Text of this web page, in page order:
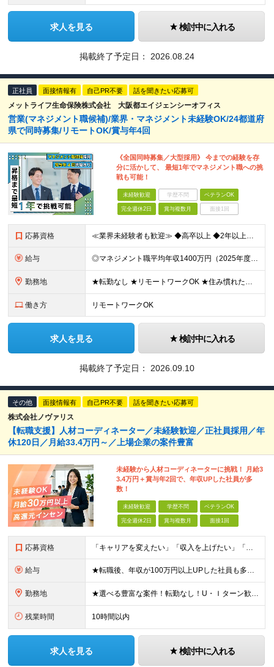
求人を見る 検討中に入れる
掲載終了予定日： 2026.08.24
正社員 面接情報有 自己PR不要 話を聞きたい応募可
メットライフ生命保険株式会社 大阪都エイジェンシーオフィス
営業(マネジメント職候補)/業界・マネジメント未経験OK/24都道府
県で同時募集/リモートOK/賞与年4回
《全国同時募集／大型採用》 今までの経験を存
分に活かして、 最短1年でマネジメント職への挑
戦も可能！
未経験歓迎 学歴不問 ベテランOK
完全週休2日 賞与複数月 面接1回
応募資格 ≪業界未経験者も歓迎≫ ◆高卒以上 ◆2年以上社会人経験がある方 ★業界経験や知識の有無ではなく、 「そのお客さまにとっての最善策を真剣に考える姿勢」や 「お客さまにベストまたはセカンドベストの施
給与 ◎マネジメント職平均年収1400万円（2025年度の税込定例給与実績。） 【STEP1】まずはコンサルタントからスタート ◆初任給月給：20万円から35万円＋業績給＋賞与年4回（※個人業績による）
勤務地 ★転勤なし ★リモートワークOK ★住み慣れた街で長く働き続けられます！ ■ご希望を考慮した上で勤務地を決定いたします ■地域のお客さまとの長期に亘る信頼関係を重視するため転勤無し。 ■U・Iタ
働き方 リモートワークOK
求人を見る 検討中に入れる
掲載終了予定日： 2026.09.10
その他 面接情報有 自己PR不要 話を聞きたい応募可
株式会社ノヴァリス
【転職支援】人材コーディネーター／未経験歓迎／正社員採用／年
休120日／月給33.4万円～／上場企業の案件豊富
未経験から人材コーディネーターに挑戦！ 月給3
3.4万円＋賞与年2回で、年収UPした社員が多
数！
未経験歓迎 学歴不問 ベテランOK
完全週休2日 賞与複数月 面接1回
応募資格 「キャリアを変えたい」「収入を上げたい」「将来に強いスキルを身につけたい」方歓迎！ ・未経験歓迎 ・学歴不問 ・第二新卒歓迎 ＼経験やスキルではなく、“これから”を重視します／ 「今のままでいい
給与 ★転職後、年収が100万円以上UPした社員も多数！ 月給33.4万円～45万円＋諸手当＋賞与年2回 ※インセンティブが発生する案件もあります。 【固定残業代について】 なし（残業代は、実際の労働
勤務地 ★選べる豊富な案件！転勤なし！U・Ｉターン歓迎！ 東京、神奈川、埼玉、千葉、愛知、大阪、兵庫、京都、広島、福岡をはじめとする全国各地のプロジェクト先。 プライム上場、グロース上場企業の大手～ベンチ
残業時間 10時間以内
求人を見る 検討中に入れる